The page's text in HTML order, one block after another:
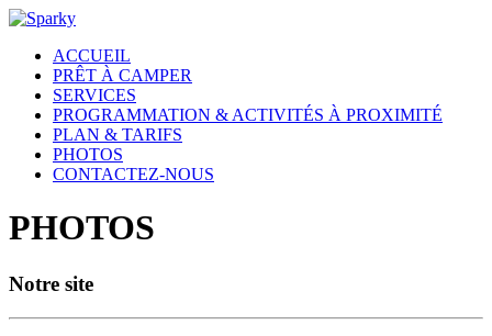
ACCUEIL
PRÊT À CAMPER
SERVICES
PROGRAMMATION & ACTIVITÉS À PROXIMITÉ
PLAN & TARIFS
PHOTOS
CONTACTEZ-NOUS
PHOTOS
Notre site